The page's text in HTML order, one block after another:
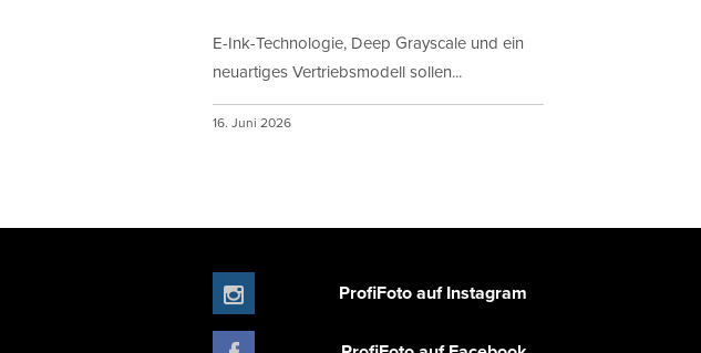
E-Ink-Technologie, Deep Grayscale und ein
neuartiges Vertriebsmodell sollen...
16. Juni 2026
ProfiFoto auf Instagram